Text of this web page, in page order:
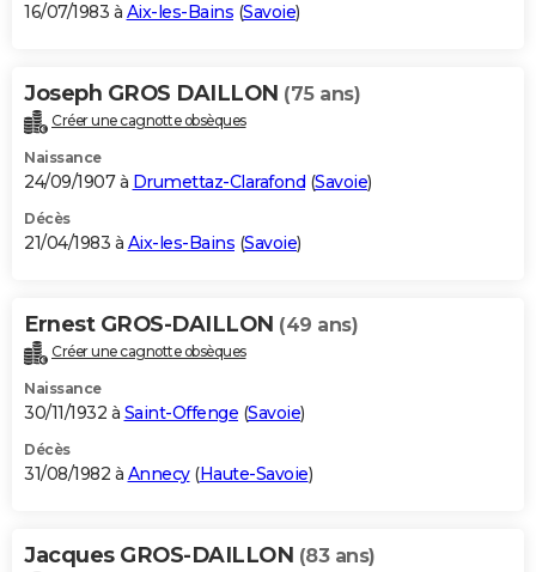
16/07/1983 à Aix-les-Bains (Savoie)
Joseph GROS DAILLON (75 ans)
Créer une cagnotte obsèques
Naissance
24/09/1907 à Drumettaz-Clarafond (Savoie)
Décès
21/04/1983 à Aix-les-Bains (Savoie)
Ernest GROS-DAILLON (49 ans)
Créer une cagnotte obsèques
Naissance
30/11/1932 à Saint-Offenge (Savoie)
Décès
31/08/1982 à Annecy(Haute-Savoie)
Jacques GROS-DAILLON (83 ans)